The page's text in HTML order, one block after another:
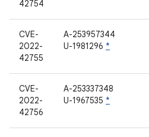
42754
CVE-
2022-
42755
A-253957344
U-1981296 *
CVE-
2022-
42756
A-253337348
U-1967535 *